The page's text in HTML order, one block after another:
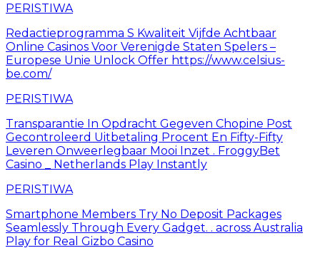
PERISTIWA
Redactieprogramma S Kwaliteit Vijfde Achtbaar
Online Casinos Voor Verenigde Staten Spelers –
Europese Unie Unlock Offer https://www.celsius-
be.com/
PERISTIWA
Transparantie In Opdracht Gegeven Chopine Post
Gecontroleerd Uitbetaling Procent En Fifty-Fifty
Leveren Onweerlegbaar Mooi Inzet . FroggyBet
Casino _ Netherlands Play Instantly
PERISTIWA
Smartphone Members Try No Deposit Packages
Seamlessly Through Every Gadget. . across Australia
Play for Real Gizbo Casino